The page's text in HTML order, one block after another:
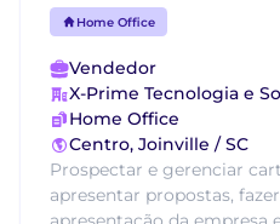
Home Office
Vendedor
X-Prime Tecnologia e
Home Office
Centro, Joinville / SC
Prospectar e gerenciar
apresentar propostas,